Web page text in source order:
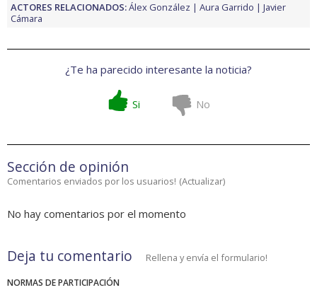
ACTORES RELACIONADOS:Álex González Aura Garrido
Javier
Cámara
¿Te ha parecido interesante la noticia?
Si No
Sección de opinión
Comentarios enviados por los usuarios! (Actualizar)
No hay comentarios por el momento
Deja tu comentario Rellena y envía el formulario!
NORMAS DE PARTICIPACIÓN